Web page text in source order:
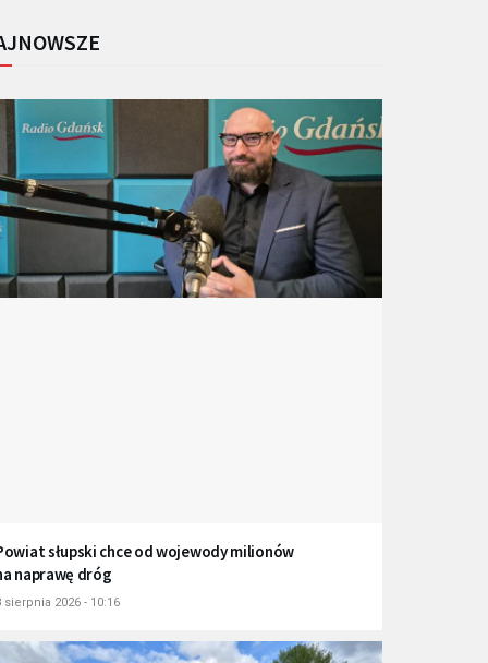
słupski chce od wojewody milionów
naprawę dróg
sierpnia 2026 - 10:16